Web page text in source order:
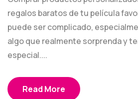
regalos baratos de tu película
puede ser complicado,
algo que realmente sorprenda y
especial....
Read More